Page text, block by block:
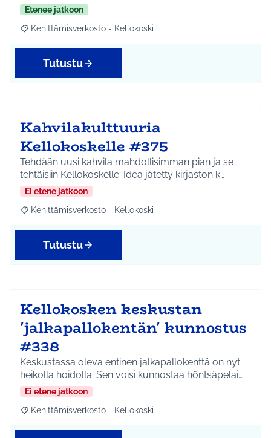
Etenee jatkoon
Rajaa tulokset aihepiirin mukaan: Kehittämisverkosto -
Kehittämisverkosto - Kellokoski
Tutustu
Kahvilakulttuuria
Kellokoskelle #375
Tehdään uusi kahvila mahdollisimman pian ja se
tehtäisiin Kellokoskelle. Idea jätetty kirjaston k…
Ei etene jatkoon
Rajaa tulokset aihepiirin mukaan: Kehittämisverkosto -
Kehittämisverkosto - Kellokoski
Tutustu
Kellokosken keskustan
'jalkapallokentän' kunnostus
#338
Keskustassa oleva entinen jalkapallokenttä on nyt
heikolla hoidolla. Sen voisi kunnostaa höntsäpelai…
Ei etene jatkoon
Rajaa tulokset aihepiirin mukaan: Kehittämisverkosto -
Kehittämisverkosto - Kellokoski